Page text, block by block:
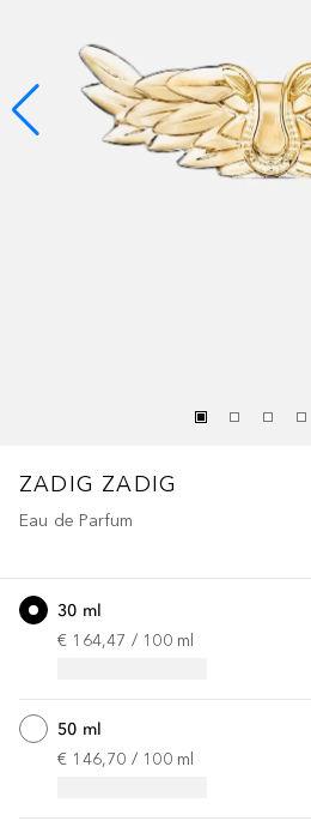
ZADIG ZADIG
Eau de Parfum
30 ml
€ 164,47 / 100 ml
50 ml
€ 146,70 / 100 ml